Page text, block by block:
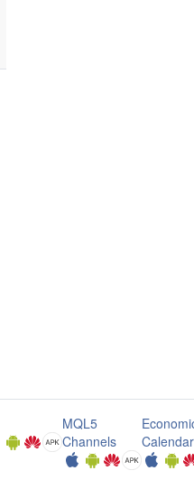
MQL5
Channels
Calendar